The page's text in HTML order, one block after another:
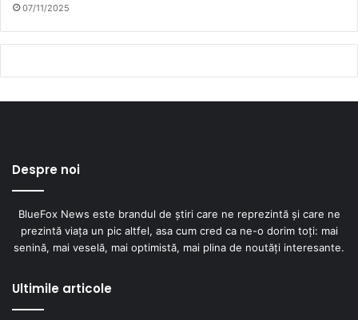
07/11/2025
Despre noi
BlueFox News este brandul de știri care ne reprezintă și care ne
prezintă viața un pic altfel, asa cum cred ca ne-o dorim toți: mai
senină, mai veselă, mai optimistă, mai plina de noutăți interesante.
Ultimile articole